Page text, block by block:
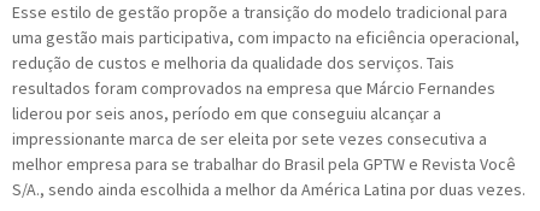
Esse estilo de gestão propõe a transição do modelo tradicional para
uma gestão mais participativa, com impacto na eficiência operacional,
redução de custos e melhoria da qualidade dos serviços. Tais
resultados foram comprovados na empresa que Márcio Fernandes
liderou por seis anos, período em que conseguiu alcançar a
impressionante marca de ser eleita por sete vezes consecutiva a
melhor empresa para se trabalhar do Brasil pela GPTW e Revista Você
S/A., sendo ainda escolhida a melhor da América Latina por duas vezes.